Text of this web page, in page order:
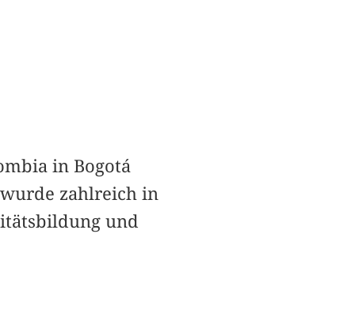
in Bogotá
zahlreich in
und